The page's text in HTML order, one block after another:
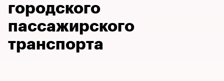
городского
пассажирского
транспорта